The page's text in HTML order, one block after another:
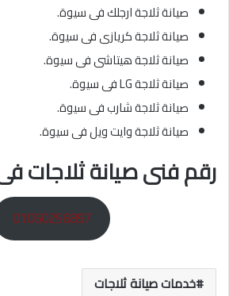
صيانة ثلاجة ارجلك فى سيوة.
صيانة ثلاجة كريازى فى سيوة.
صيانة ثلاجة هيتاشى فى سيوة.
صيانة ثلاجة LG فى سيوة.
صيانة ثلاجة شارب فى سيوة.
صيانة ثلاجة وايت ويل فى سيوة.
رقم فنى صيانة ثلاجات
01060256897
خدمات صيانة ثلاجات